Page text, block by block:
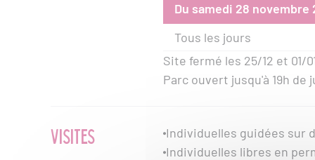
Du samedi 28
Tous les jours
Site fermé les 25/12 et 01/
Parc ouvert jusqu'à 19h de
VISITES
Individuelles guidées sur
Individuelles libres en